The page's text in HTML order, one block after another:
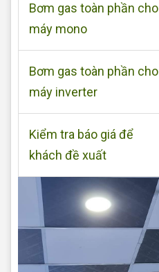
Bơm gas toàn phần cho
máy mono
Bơm gas toàn phần cho
máy inverter
Kiểm tra báo giá để
khách đề xuất